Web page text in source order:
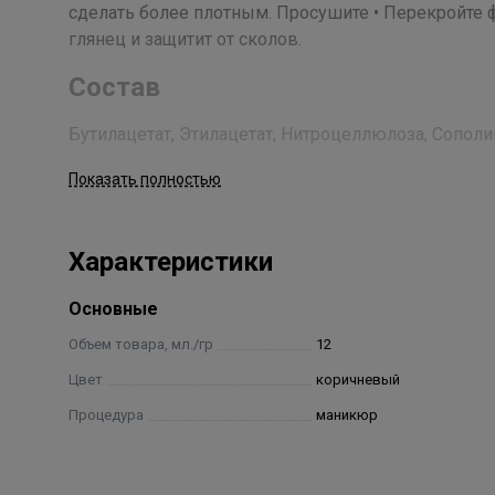
сделать более плотным. Просушите •
глянец и защитит от сколов.
Состав
Бутилацетат, Этилацетат, Нитроцеллюлоза,
Акрилатов, Сополимер Акрилатов, Стеаралконий
Acid/Neopentyl Glycol/Trimellitic Anhydride
Alcohol, Polyvinyl Butyral, Diacetone Alcohol,
Polyethylene, Polypropylene, Aluminium Powder,
Показать полностью
Характеристики
Основные
Объем товара, мл./гр 12
Цвет коричневый
Процедура маникюр